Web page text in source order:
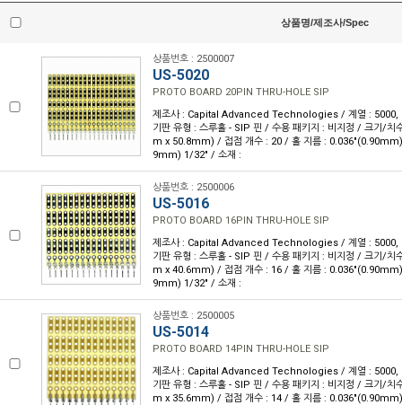
상품명/제조사/Spec
상품번호 : 2500007
US-5020
PROTO BOARD 20PIN THRU-HOLE SIP
제조사 : Capital Advanced Technologies / 계열 : 5000,
기판 유형 : 스루홀 - SIP 핀 / 수용 패키지 : 비지정 / 크기/
m x 50.8mm) / 접점 개수 : 20 / 홀 지름 :
9mm) 1/32" / 소재 :
상품번호 : 2500006
US-5016
PROTO BOARD 16PIN THRU-HOLE SIP
제조사 : Capital Advanced Technologies / 계열 : 5000,
기판 유형 : 스루홀 - SIP 핀 / 수용 패키지 : 비지정 / 크기/
m x 40.6mm) / 접점 개수 : 16 / 홀 지름 :
9mm) 1/32" / 소재 :
상품번호 : 2500005
US-5014
PROTO BOARD 14PIN THRU-HOLE SIP
제조사 : Capital Advanced Technologies / 계열 : 5000,
기판 유형 : 스루홀 - SIP 핀 / 수용 패키지 : 비지정 / 크기/
m x 35.6mm) / 접점 개수 : 14 / 홀 지름 :